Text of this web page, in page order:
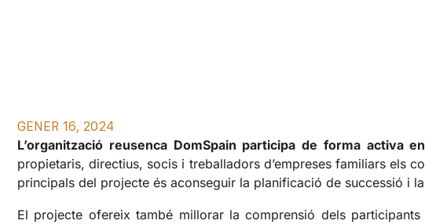
GENER 16, 2024
L’organització reusenca DomSpain participa de forma activa
propietaris, directius, socis i treballadors d’empreses familiars els
principals del projecte és aconseguir la planificació de successió i
El projecte ofereix també millorar la comprensió dels